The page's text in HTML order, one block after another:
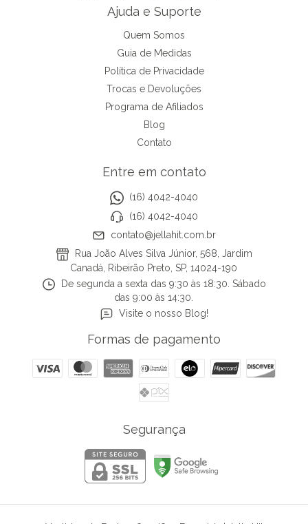
Ajuda e Suporte
Quem Somos
Guia de Medidas
Política de Privacidade
Trocas e Devoluções
Programa de Afiliados
Blog
Contato
Entre em contato
(16) 4042-4040
(16) 4042-4040
contato@jellahit.com.br
Rua João Alves Silva Júnior, 568, Jardim
Canadá, Ribeirão Preto, SP, 14024-190
De segunda a sexta das 9:30 às 18:30. Sábado
das 9:00 às 14:30.
Visite o nosso Blog!
Formas de pagamento
Segurança